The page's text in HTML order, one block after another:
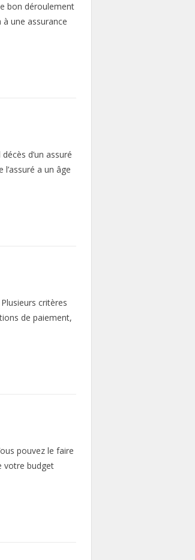
bon déroulement
une assurance
d’un assuré
a un âge
critères
de paiement,
pouvez le faire
votre budget